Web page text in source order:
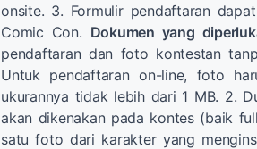
onsite. 3. Formulir pendaftaran
Comic Con. Dokumen yang
pendaftaran dan foto kontestan
Untuk pendaftaran on-line, foto
ukurannya tidak lebih dari 1 MB. 2.
akan dikenakan pada kontes (baik
satu foto dari karakter yang